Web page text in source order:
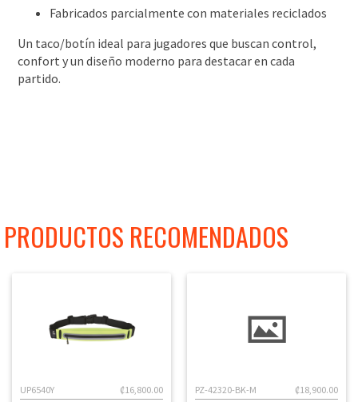
Fabricados parcialmente con materiales reciclados
Un taco/botín ideal para jugadores que buscan control,
confort y un diseño moderno para destacar en cada
partido.
PRODUCTOS RECOMENDADOS
₡16,800.00
UP6540Y ₡18,900.00
PZ-42320-BK-M